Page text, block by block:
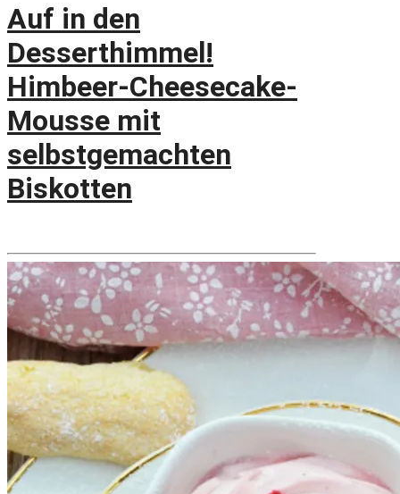
Auf in den
Desserthimmel!
Himbeer-Cheesecake-
Mousse mit
selbstgemachten
Biskotten